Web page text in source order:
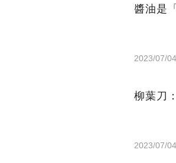
醬油是
2023/07/04
柳葉刀
2023/07/04